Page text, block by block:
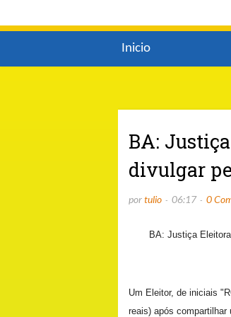
Inicio
BA:
divulgar
portulio 06:17 0
BA: Justiça
Um Eleitor, de iniciais
reais) após compartilhar